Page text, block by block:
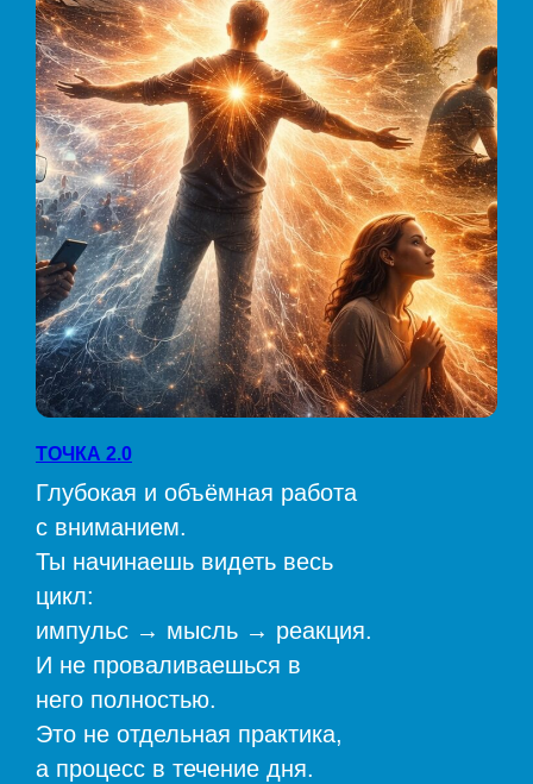
ТОЧКА 2.0
Глубокая и объёмная работа
с вниманием.
Ты начинаешь видеть весь
цикл:
импульс → мысль → реакция.
И не проваливаешься в
него полностью.
Это не отдельная практика,
а процесс в течение дня.